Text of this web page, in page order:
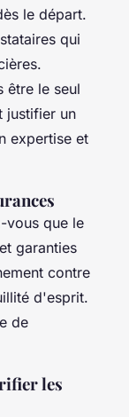
le départ.
qui
être le seul
justifier un
expertise et
vous que le
et garanties
contre
d'esprit.
de
les